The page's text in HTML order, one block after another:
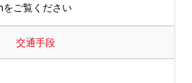
ご覧ください
交通手段